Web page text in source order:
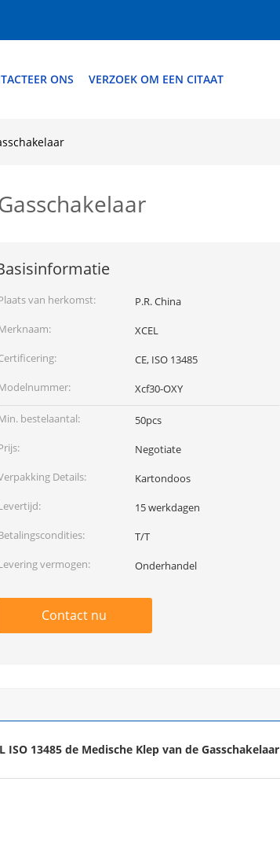
ONS VERZOEK OM EEN CITAAT
van herkomst:
P.R. China
XCEL
CE, ISO 13485
Xcf30-OXY
bestelaantal:
50pcs
Negotiate
Details:
Kartondoos
15 werkdagen
T/T
vermogen:
Onderhandel
Contact nu
ISO 13485 de Medische Klep van de Gasschakelaar